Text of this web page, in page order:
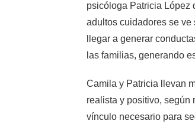
psicóloga Patricia López
adultos cuidadores se
llegar a generar
las familias, generando
Camila y Patricia llevan
realista y positivo, según
vínculo necesario para